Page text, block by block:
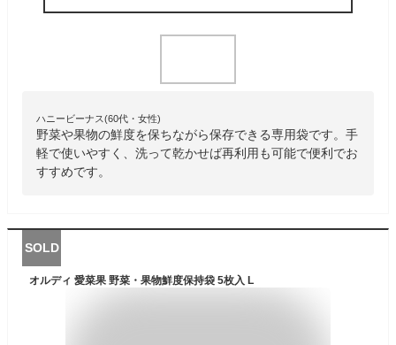
ハニービーナス(60代・女性)
野菜や果物の鮮度を保ちながら保存できる専用袋です。手
軽で使いやすく、洗って乾かせば再利用も可能で便利でお
すすめです。
SOLD
オルディ 愛菜果 野菜・果物鮮度保持袋 5枚入 L